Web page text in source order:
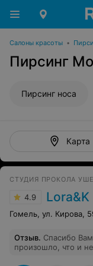
Салоны красоты •
Пирсинг
Пирсинг носа
Карта
4.9
Гомель, ул. Кирова,
Отзыв. Спасибо
произошло, что и